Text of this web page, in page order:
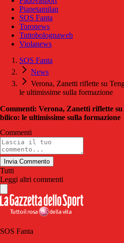
Pianetamilan
SOS Fanta
Toronews
Tuttobolognaweb
Violanews
SOS Fanta
News
Verona, Zanetti riflette su
le ultimissime sulla formazione
Commenti: Verona, Zanetti riflette
bilico: le ultimissime sulla formazione
Commenti
Invia Commento
Tutti
Leggi altri commenti
SOS Fanta